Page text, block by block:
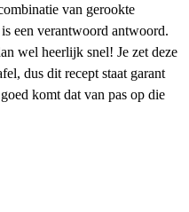
van gerookte
een verantwoord antwoord.
wel heerlijk snel! Je zet deze
dus dit recept staat garant
komt dat van pas op die